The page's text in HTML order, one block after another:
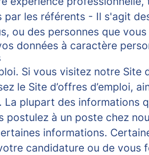
par les référents - Il s'agit
ou des personnes que
données à caractère
Si vous visitez notre Site
le Site d’offres d’emploi,
La plupart des informations
postulez à un poste chez
informations.
candidature ou de vous